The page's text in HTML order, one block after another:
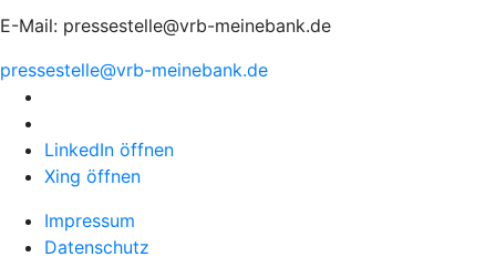
E-Mail: pressestelle@vrb-meinebank.de
pressestelle@vrb-meinebank.de
LinkedIn öffnen
Xing öffnen
Impressum
Datenschutz